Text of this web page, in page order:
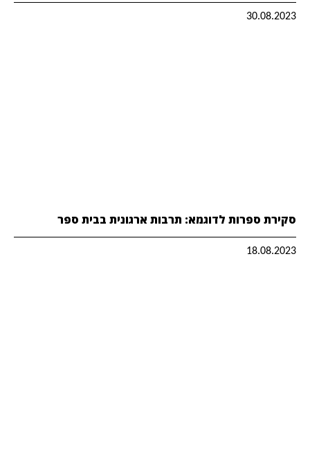
30.08.2023
סקירת ספרות לדוגמא: תרבות ארגונית בבית ספר
18.08.2023